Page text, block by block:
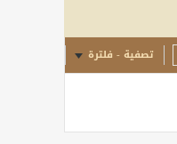
تصفية - فلترة